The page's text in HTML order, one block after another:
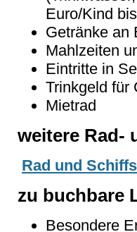
Euro/Kind
Getränke an
Mahlzeiten
Eintritte in
Trinkgeld für
Mietrad
weitere Rad-
Rad und
zu buchbare
Besondere